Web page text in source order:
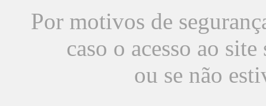
Por motivos de
caso o acesso ao
ou se não